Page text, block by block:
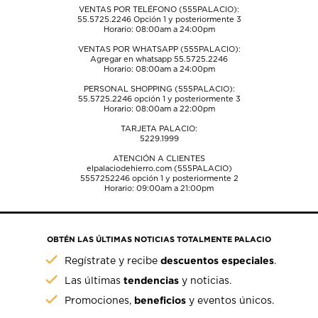
VENTAS POR TELÉFONO (555PALACIO):
55.5725.2246Opción 1 y posteriormente 3
Horario: 08:00am a 24:00pm
VENTAS POR WHATSAPP (555PALACIO):
Agregar en whatsapp 55.5725.2246
Horario: 08:00am a 24:00pm
PERSONAL SHOPPING (555PALACIO):
55.5725.2246opción 1 y posteriormente 3
Horario: 08:00am a 22:00pm
TARJETA PALACIO:
5229.1999
ATENCIÓN A CLIENTES
elpalaciodehierro.com (555PALACIO)
5557252246opción 1 y posteriormente 2
Horario: 09:00am a 21:00pm
OBTÉN LAS ÚLTIMAS NOTICIAS TOTALMENTE PALACIO
Regístrate y recibedescuentos especiales.
Las últimastendencias y noticias.
Promociones, beneficios y eventos únicos.